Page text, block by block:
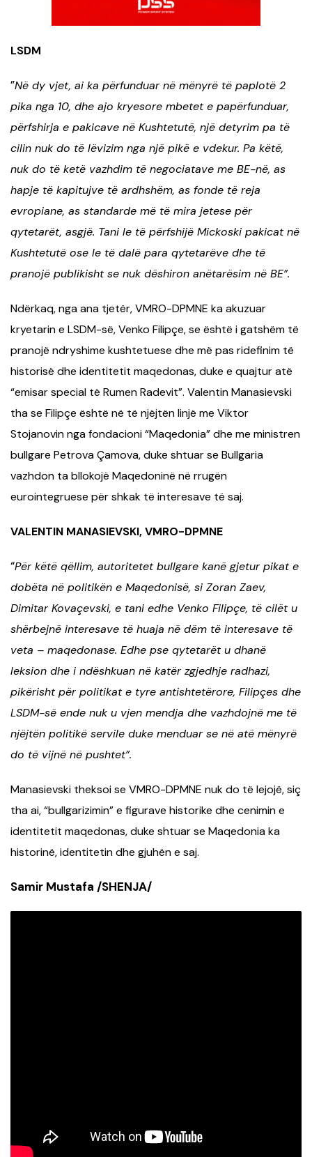
LSDM
”Në dy vjet, ai ka përfunduar në mënyrë të paplotë 2
pika nga 10, dhe ajo kryesore mbetet e papërfunduar,
përfshirja e pakicave në Kushtetutë, një detyrim pa të
cilin nuk do të lëvizim nga një pikë e vdekur. Pa këtë,
nuk do të ketë vazhdim të negociatave me BE-në, as
hapje të kapitujve të ardhshëm, as fonde të reja
evropiane, as standarde më të mira jetese për
qytetarët, asgjë. Tani le të përfshijë Mickoski pakicat në
Kushtetutë ose le të dalë para qytetarëve dhe të
pranojë publikisht se nuk dëshiron anëtarësim në BE”.
Ndërkaq, nga ana tjetër, VMRO-DPMNE ka akuzuar
kryetarin e LSDM-së, Venko Filipçe, se është i gatshëm të
pranojë ndryshime kushtetuese dhe më pas ridefinim të
historisë dhe identitetit maqedonas, duke e quajtur atë
“emisar special të Rumen Radevit”. Valentin Manasievski
tha se Filipçe është në të njëjtën linjë me Viktor
Stojanovin nga fondacioni “Maqedonia” dhe me ministren
bullgare Petrova Çamova, duke shtuar se Bullgaria
vazhdon ta bllokojë Maqedoninë në rrugën
eurointegruese për shkak të interesave të saj.
VALENTIN MANASIEVSKI, VMRO-DPMNE
“Për këtë qëllim, autoritetet bullgare kanë gjetur pikat e
dobëta në politikën e Maqedonisë, si Zoran Zaev,
Dimitar Kovaçevski, e tani edhe Venko Filipçe, të cilët u
shërbejnë interesave të huaja në dëm të interesave të
veta – maqedonase. Edhe pse qytetarët u dhanë
leksion dhe i ndëshkuan në katër zgjedhje radhazi,
pikërisht për politikat e tyre antishtetërore, Filipçes dhe
LSDM-së ende nuk u vjen mendja dhe vazhdojnë me të
njëjtën politikë servile duke menduar se në atë mënyrë
do të vijnë në pushtet”.
Manasievski theksoi se VMRO-DPMNE nuk do të lejojë, siç
tha ai, “bullgarizimin” e figurave historike dhe cenimin e
identitetit maqedonas, duke shtuar se Maqedonia ka
historinë, identitetin dhe gjuhën e saj.
Samir Mustafa /SHENJA/